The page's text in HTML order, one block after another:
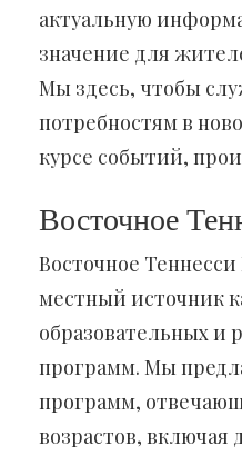
актуальную
значение для
Мы здесь, чтобы
потребностям в
курсе событий,
Восточное
Восточное Теннесси
местный источник
образовательных и
программ. Мы
программ,
возрастов, включая